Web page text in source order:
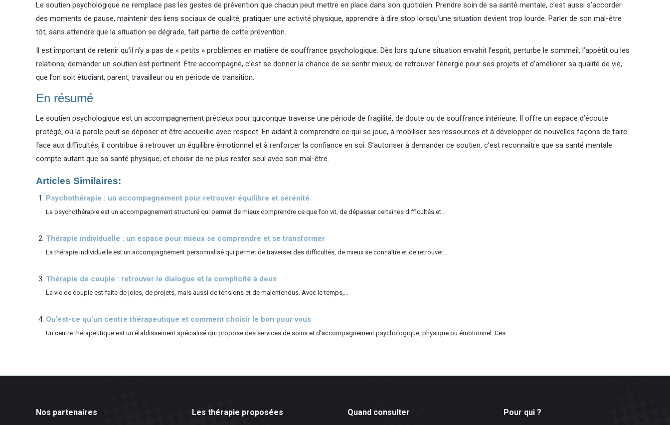
Le soutien psychologique ne remplace pas les gestes de prévention que chacun peut mettre en place dans son quotidien. Prendre soin de sa santé mentale, c’est aussi s’accorder
des moments de pause, maintenir des liens sociaux de qualité, pratiquer une activité physique, apprendre à dire stop lorsqu’une situation devient trop lourde. Parler de son mal-être
tôt, sans attendre que la situation se dégrade, fait partie de cette prévention.
Il est important de retenir qu’il n’y a pas de « petits » problèmes en matière de souffrance psychologique. Dès lors qu’une situation envahit l’esprit, perturbe le sommeil, l’appétit ou les
relations, demander un soutien est pertinent. Être accompagné, c’est se donner la chance de se sentir mieux, de retrouver l’énergie pour ses projets et d’améliorer sa qualité de vie,
que l’on soit étudiant, parent, travailleur ou en période de transition.
En résumé
Le soutien psychologique est un accompagnement précieux pour quiconque traverse une période de fragilité, de doute ou de souffrance intérieure. Il offre un espace d’écoute
protégé, où la parole peut se déposer et être accueillie avec respect. En aidant à comprendre ce qui se joue, à mobiliser ses ressources et à développer de nouvelles façons de faire
face aux difficultés, il contribue à retrouver un équilibre émotionnel et à renforcer la confiance en soi. S’autoriser à demander ce soutien, c’est reconnaître que sa santé mentale
compte autant que sa santé physique, et choisir de ne plus rester seul avec son mal-être.
Articles Similaires:
Psychothérapie : un accompagnement pour retrouver équilibre et sérénité
La psychothérapie est un accompagnement structuré qui permet de mieux comprendre ce que l’on vit, de dépasser certaines difficultés et...
Thérapie individuelle : un espace pour mieux se comprendre et se transformer
La thérapie individuelle est un accompagnement personnalisé qui permet de traverser des difficultés, de mieux se connaître et de retrouver...
Thérapie de couple : retrouver le dialogue et la complicité à deux
La vie de couple est faite de joies, de projets, mais aussi de tensions et de malentendus. Avec le temps,...
Qu’est-ce qu’un centre thérapeutique et comment choisir le bon pour vous
Un centre thérapeutique est un établissement spécialisé qui propose des services de soins et d’accompagnement psychologique, physique ou émotionnel. Ces...
Nos partenaires Les thérapie proposées Quand consulter Pour qui ?